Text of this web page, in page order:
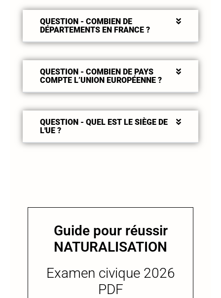
QUESTION - COMBIEN DE
DÉPARTEMENTS EN FRANCE ?
QUESTION - COMBIEN DE PAYS
COMPTE L’UNION EUROPÉENNE ?
QUESTION - QUEL EST LE SIÈGE DE
L'UE ?
Guide pour réussir
NATURALISATION
Examen civique 2026
PDF​